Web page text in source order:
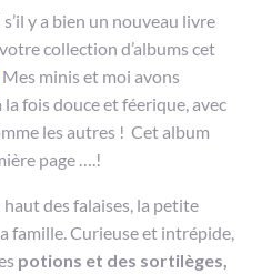
s’il y a bien un nouveau livre
collection d’albums cet
Mes minis et moi avons
fois douce et féerique, avec
les autres ! Cet album
page ….!
des falaises, la petite
famille. Curieuse et intrépide,
potions et des sortilèges,